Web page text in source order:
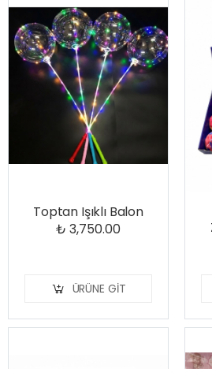
Toptan Işıklı Balon
₺ 3,750.00
ÜRÜNE GIT